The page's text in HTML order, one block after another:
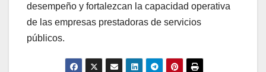
desempeño y fortalezcan la capacidad operativa
de las empresas prestadoras de servicios
públicos.